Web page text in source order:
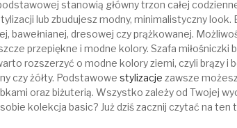
stanowią główny trzon całej
lub zbudujesz modny, minimalistyczny
bawełnianej, dresowej czy prążkowanej.
przepiękne i modne kolory. Szafa
rozszerzyć o modne kolory ziemi, czyli brązy i
czy żółty. Podstawowe stylizacje zawsze
oraz biżuterią. Wszystko zależy od Twojej
kolekcja basic? Już dziś zacznij czytać na